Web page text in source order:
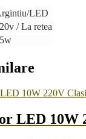
LED
/ La retea
LED 10W